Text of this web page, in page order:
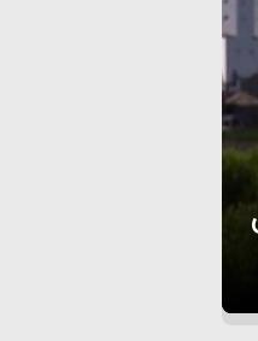
پاسخ سختی خواهند گرفت